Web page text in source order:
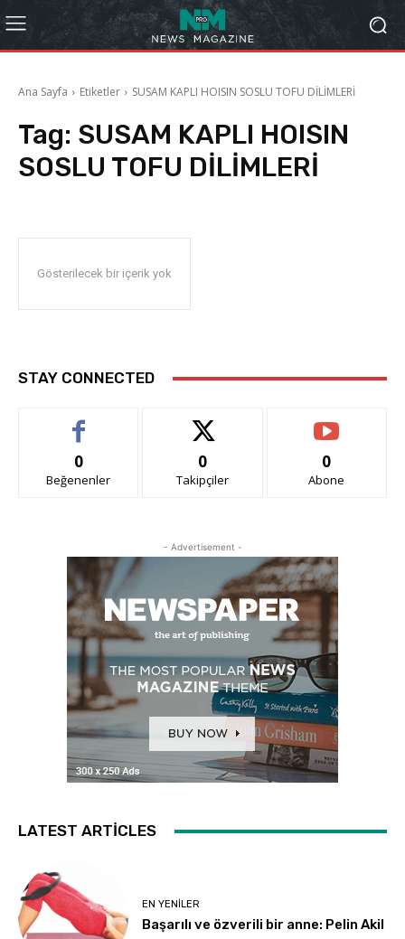
Ana Sayfa Etiketler SUSAM KAPLI HOISIN SOSLU TOFU DİLİMLERİ
Tag: SUSAM KAPLI HOISIN
SOSLU TOFU DİLİMLERİ
Gösterilecek bir içerik yok
STAY CONNECTED
0
Beğenenler
0
Takipçiler
0
Abone
- Advertisement -
LATEST ARTICLES
EN YENILER
Başarılı ve özverili bir anne: Pelin Akil